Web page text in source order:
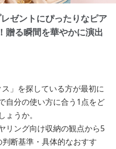
ゼントにぴったりなピア
贈る瞬間を華やかに演出
ス」を探している方が最初に
自分の使い方に合う1点をど
うか。
リング向け収納の観点から5
断基準・具体的なおすす